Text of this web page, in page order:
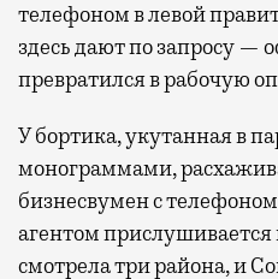
телефоном в левой
здесь дают по запросу —
превратился в рабочую
У бортика, укутанная в
монограммами,
бизнесвумен с
агентом прислушивается
смотрела три района, и